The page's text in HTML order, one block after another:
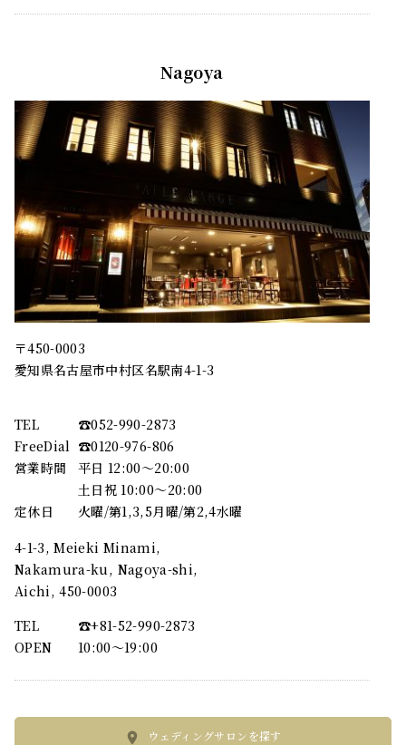
Nagoya
〒450-0003
愛知県名古屋市中村区名駅南4-1-3
TEL
☎︎052-990-2873
FreeDial ☎︎0120-976-806
営業時間
平日 12:00～20:00
土日祝 10:00～20:00
定休日
火曜/第1,3,5月曜/第2,4水曜
4-1-3, Meieki Minami,
Nakamura-ku, Nagoya-shi,
Aichi, 450-0003
TEL
☎︎+81-52-990-2873
OPEN
10:00〜19:00
ウェディングサロンを探す